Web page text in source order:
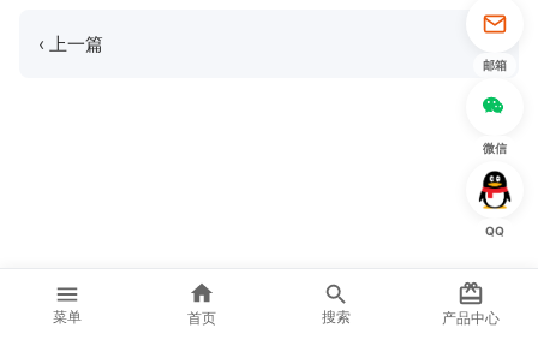
‹ 上一篇
菜单 首页 搜索 产品中心
邮箱
微信
QQ